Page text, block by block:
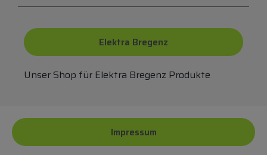
Elektra Bregenz
Unser Shop für Elektra Bregenz Produkte
Impressum